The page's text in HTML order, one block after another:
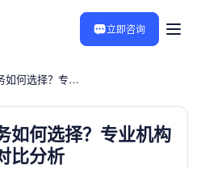
立即咨询
小红书代运营服务如何选择？专业机构与自运营的深度对比分析
如何选择？专业机构
比分析